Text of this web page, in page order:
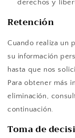
derechos y
Retención
Cuando realiza un
su información
hasta que nos
Para obtener más
eliminación,
continuación.
Toma de